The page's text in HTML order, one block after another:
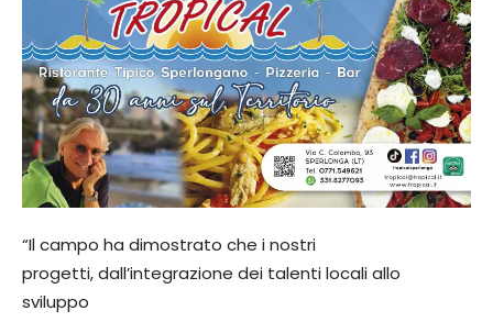
“Il campo ha dimostrato che i nostri
progetti, dall’integrazione dei talenti locali allo
sviluppo